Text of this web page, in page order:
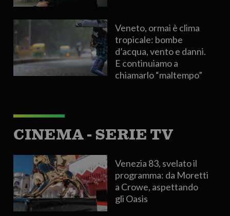
Veneto, ormai è clima
tropicale: bombe
d’acqua, vento e danni.
E continuiamo a
chiamarlo “maltempo”
CINEMA - SERIE TV
Venezia 83, svelato il
programma: da Moretti
a Crowe, aspettando
gli Oasis